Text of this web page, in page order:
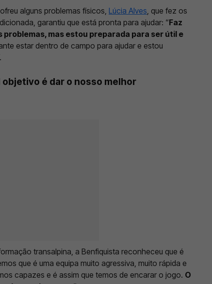
alguns problemas físicos, Lúcia Alves , que fez os
garantiu que está pronta para ajudar: “Faz
mas estou preparada para ser útil e
estar dentro de campo para ajudar e estou
é dar o nosso melhor
transalpina, a Benfiquista reconheceu que é
que é uma equipa muito agressiva, muito rápida e
capazes e é assim que temos de encarar o jogo. O